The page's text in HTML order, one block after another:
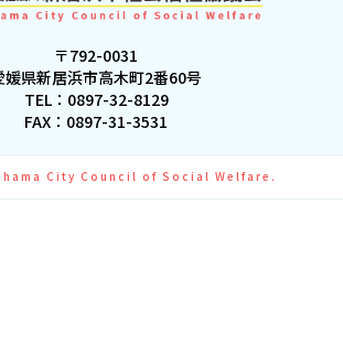
〒792-0031
媛県新居浜市高木町2番60号
TEL： 0897-32-8129
FAX：0897-31-3531
City Council of Social Welfare.